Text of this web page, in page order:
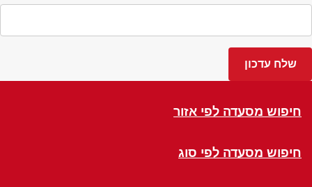
חיפוש מסעדה לפי אזור
חיפוש מסעדה לפי סוג